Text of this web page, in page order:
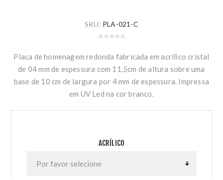
SKU: PLA-021-C
Placa de homenagem redonda fabricada em acrílico cristal
de 04 mm de espessura com 11,5cm de altura sobre uma
base de 10 cm de largura por 4 mm de espessura. Impressa
em UV Led na cor branco.
ACRÍLICO